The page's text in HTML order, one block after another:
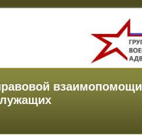
взаимопомощи